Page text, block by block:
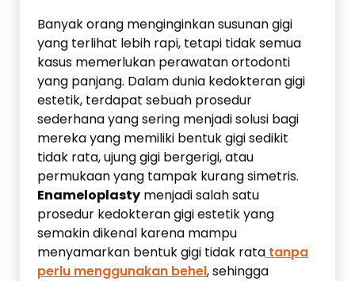
Banyak orang menginginkan susunan gigi
yang terlihat lebih rapi, tetapi tidak semua
kasus memerlukan perawatan ortodonti
yang panjang. Dalam dunia kedokteran gigi
estetik, terdapat sebuah prosedur
sederhana yang sering menjadi solusi bagi
mereka yang memiliki bentuk gigi sedikit
tidak rata, ujung gigi bergerigi, atau
permukaan yang tampak kurang simetris.
Enameloplasty menjadi salah satu
prosedur kedokteran gigi estetik yang
semakin dikenal karena mampu
menyamarkan bentuk gigi tidak rata tanpa
perlu menggunakan behel, sehingga